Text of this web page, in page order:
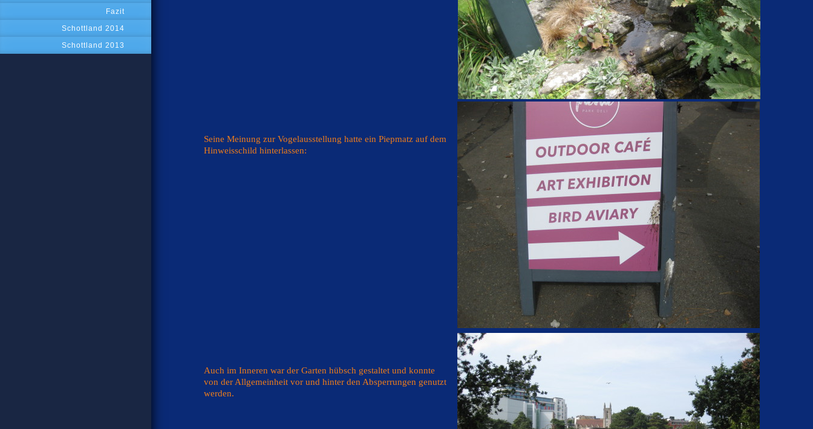
Fazit
Schottland 2014
Schottland 2013
Seine Meinung zur Vogelausstellung hatte ein Piepmatz auf dem
Hinweisschild hinterlassen:
Auch im Inneren war der Garten hübsch gestaltet und konnte
von der Allgemeinheit vor und hinter den Absperrungen genutzt
werden.